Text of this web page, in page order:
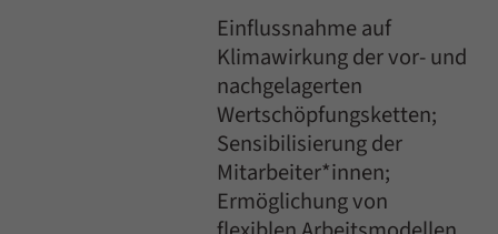
Einflussnahme auf
Klimawirkung der vor- und
nachgelagerten
Wertschöpfungsketten;
Sensibilisierung der
Mitarbeiter*innen;
Ermöglichung von